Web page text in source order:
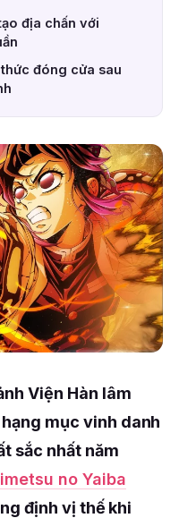
địa chấn với
đóng cửa sau
Viện Hàn lâm
mục vinh danh
sắc nhất năm
no Yaiba
định vị thế khi